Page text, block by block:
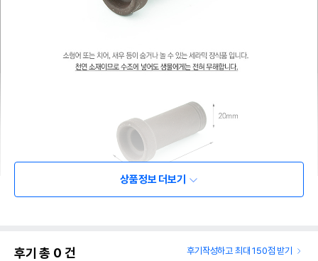
상품정보 더보기
후기 총 0 건 후기작성하고 최대 150점 받기